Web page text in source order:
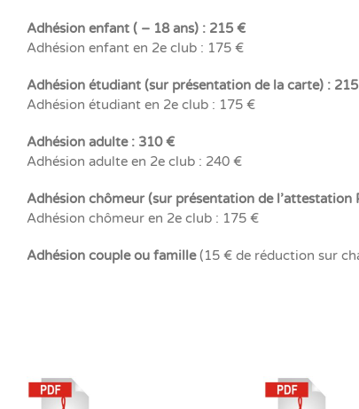
Adhésion enfant ( – 18 ans) : 215 €
Adhésion enfant en 2e club : 175 €
Adhésion étudiant (sur présentation de la carte) :
Adhésion étudiant en 2e club : 175 €
Adhésion adulte : 310 €
Adhésion adulte en 2e club : 240 €
Adhésion chômeur (sur présentation de l’attestation
Adhésion chômeur en 2e club : 175 €
Adhésion couple ou famille(15 € de réduction sur